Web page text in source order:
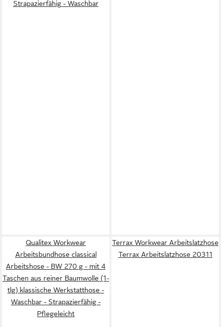
Strapazierfähig - Waschbar
Qualitex Workwear
Arbeitsbundhose classical
Arbeitshose - BW 270 g - mit 4
Taschen aus reiner Baumwolle (1-
tlg) klassische Werkstatthose -
Waschbar - Strapazierfähig -
Pflegeleicht
Terrax Workwear Arbeitslatzhose
Terrax Arbeitslatzhose 20311